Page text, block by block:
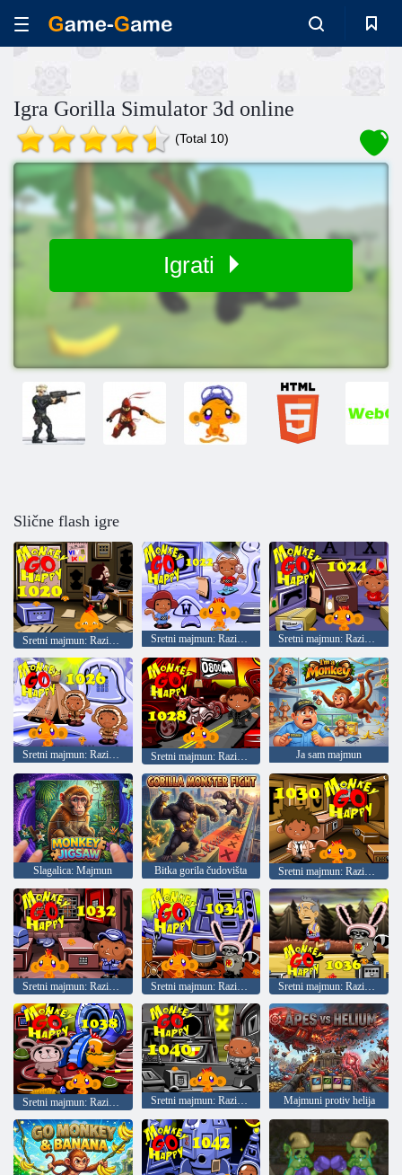
Igra Gorilla Simulator 3d online
(Total 10)
Igrati
Slične flash igre
Sretni majmun: Razina 1020 Sretni majmun: Razina 1022 Sretni majmun: Razina 1024
Sretni majmun: Razina 1026 Sretni majmun: Razina 1028 Ja sam majmun
Slagalica: Majmun Bitka gorila čudovišta Sretni majmun: Razina 1030
Sretni majmun: Razina 1032 Sretni majmun: Razina 1034 Sretni majmun: Razina 1036
Sretni majmun: Razina 1040 Majmuni protiv helija